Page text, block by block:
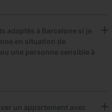
adaptés à Barcelone si je
en situation de
une personne sensible à
un appartement avec